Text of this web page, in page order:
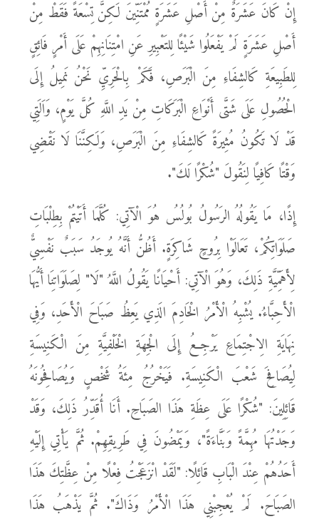
إِنْ كَانَ عَشَرَةٌ مِنْ أَصْلِ عَشَرَةٍ مُمْتَنِّينَ لَكِنَّ تِسْعَةً فَقَطْ مِنْ
أَصْلِ عَشَرَةٍ لَمْ يَفْعَلُوا شَيْئًا لِلتَعْبِيرِ عَنِ امْتِنَانِهِمْ عَلَى أَمْرٍ فَائِقٍ
لِلطَبِيعَةِ كَالشِفَاءِ مِنَ الْبَرَصِ، فَكَمْ بِالْحَرِيِّ نَحْنُ نَمِيلُ إِلَى
الْحُصُولِ عَلَى شَتَّى أَنْوَاعِ الْبَرَكَاتِ مِنْ يَدِ اللَّهِ كُلَّ يَوْمٍ، وَاَلَتِي
قَدْ لَا تَكُونُ مُثِيرَةً كَالشِفَاءِ مِنَ الْبَرَصِ، وَلَكِنَّنَا لَا نَقْضِي
وَقْتًا كَافِيًا لِنَقُولَ "شُكْرًا لَكَ".
إِذًا، مَا يَقُولُهُ الرَسُولُ بُولُسُ هُوَ الْآتِي: كُلَّمَا أَتَيْتُمْ بِطِلْبَاتِ
صَلَوَاتِكُمْ، تَعَالَوْا بِرُوحٍ شَاكِرَةٍ. أَظُنُّ أَنَّهُ يُوجَدُ سَبَبٌ نَفْسِيٌّ
لِأَهَمِّيَّةِ ذَلِكَ، وَهُوَ الْآتِي: أَحْيَانًا يَقُولُ اللَّهُ "لَا" لِصَلَوَاتِنَا أَيُّهَا
الْأَحِبَّاءُ. يُشْبِهُ الْأَمْرُ الْخَادِمَ الَذِي يَعِظُ صَبَاحَ الْأَحَدِ، وَفِي
نِهَايَةِ الِاجْتِمَاعِ يَرْجِعُ إِلَى الْجِهَةِ الْخَلْفِيَّةِ مِنَ الْكَنِيسَةِ
لِيُصَافِحَ شَعْبَ الْكَنِيسَةِ. فَيَخْرُجُ مِئَةُ شَخْصٍ وَيُصَافِحُونَهُ
قَائِلِينَ: "شُكْرًا عَلَى عِظَةِ هَذَا الصَبَاحِ. أَنَا أُقَدِّرُ ذَلِكَ، وَقَدْ
وَجَدْتُهَا مُهِمَّةً وَبَنَّاءَةً"، وَيَمْضُونَ فِي طَرِيقِهِمْ. ثُمَّ يَأْتِي إِلَيْهِ
أَحَدُهُمْ عِنْدَ الْبَابِ قَائِلًا: "لَقَدْ انْزَعَجْتُ فِعْلًا مِنْ عِظَّتِكَ هَذَا
الصَبَاحَ. لَمْ يُعْجِبْنِي هَذَا الْأَمْرُ وَذَاكَ". ثُمَّ يَذْهَبُ هَذَا